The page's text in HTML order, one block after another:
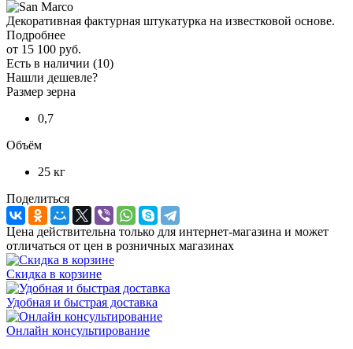
Декоративная фактурная штукатурка на известковой основе.
Подробнее
от 15 100 руб.
Есть в наличии (10)
Нашли дешевле?
Размер зерна
0,7
Объём
25 кг
Поделиться
Цена действительна только для интернет-магазина и может
отличаться от цен в розничных магазинах
Скидка в корзине
Удобная и быстрая доставка
Онлайн консультирование